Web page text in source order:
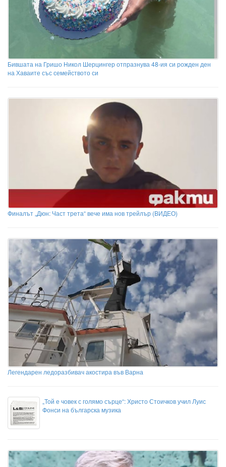
Бившата на Гришо Никол Шерцингер отпразнува 48-ия си рожден ден
на Хаваите със семейството си
Финалът „Дюн: Част трета“ вече има нов трейлър (ВИДЕО)
Легендарен ледоразбивач акостира във Варна
„Той е човек с голямо сърце“: Христо Стоичков учил Луис
Фонси на българска музика